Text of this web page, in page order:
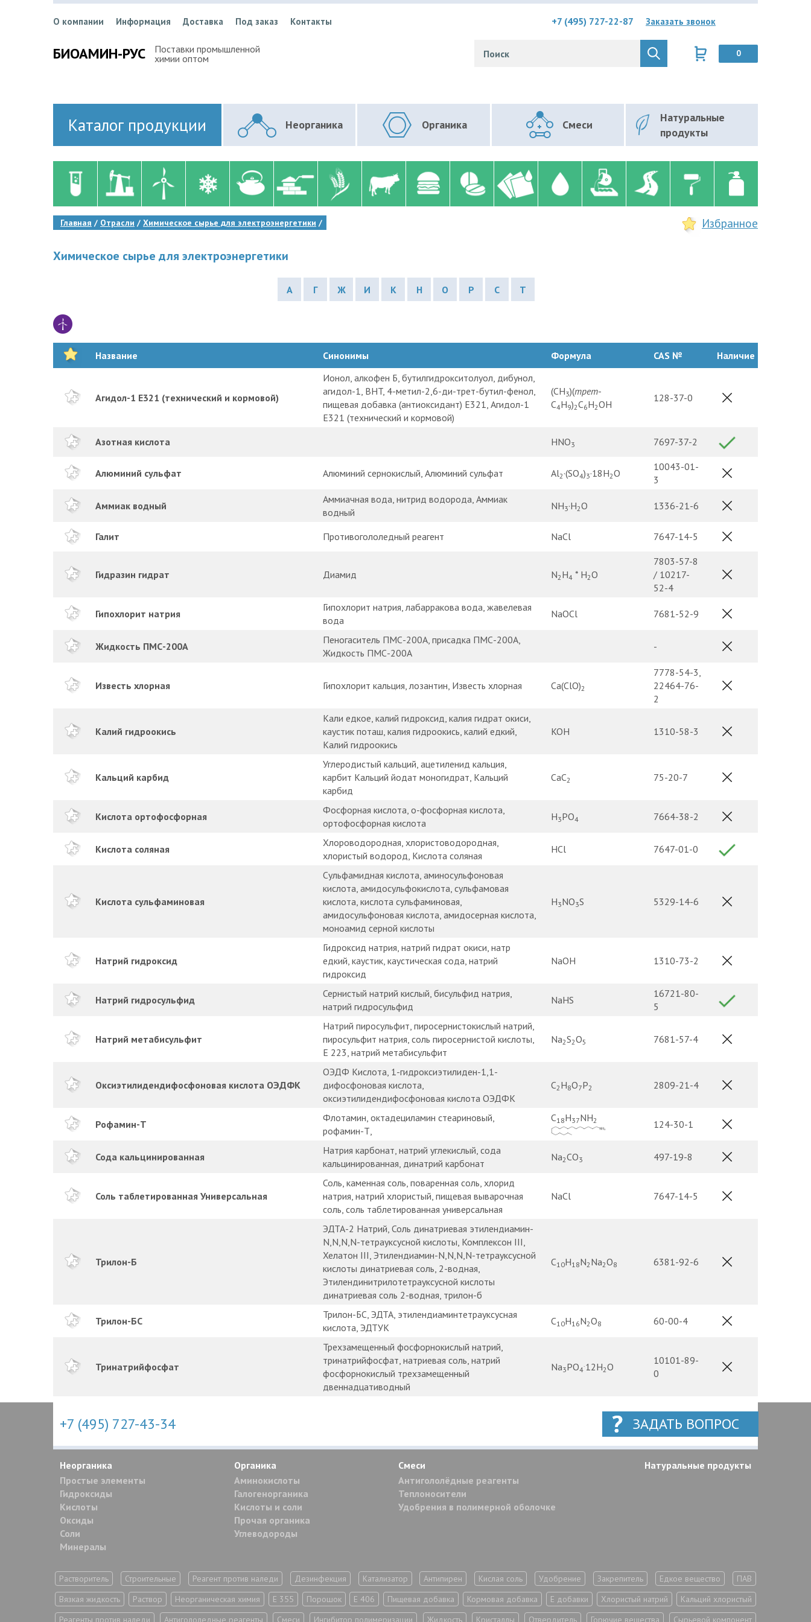
О компании Информация Доставка Под заказ Контакты +7 (495) 727-22-87 Заказать звонок
БИОАМИН-РУС
Поставки промышленной
химии оптом
0
Каталог продукции Неорганика Органика Смеси
Натуральные
продукты
Избранное
Главная Отрасли Химическое сырье для электроэнергетики
Химическое сырье для электроэнергетики
А Г Ж И К Н О Р С Т
Название Синонимы Формула CAS № Наличие
Агидол-1 E321 (технический и кормовой)
Ионол, алкофен Б, бутилгидрокситолуол, дибунол,
агидол-1, BHT, 4-метил-2,6-ди-трет-бутил-фенол,
пищевая добавка (антиоксидант) E321, Агидол-1
E321 (технический и кормовой)
(CH3)(трет-
C4H9)2C6H2OH
128-37-0
Азотная кислота HNO3 7697-37-2
Алюминий сульфат Алюминий сернокислый, Алюминий сульфат Al2 ·(SO4)3·18H2O
10043-01-
3
Аммиак водный
Аммиачная вода, нитрид водорода, Аммиак
водный
NH3·H2O 1336-21-6
Галит Противогололедный реагент NaCl 7647-14-5
Гидразин гидрат Диамид N2 H4 * H2O
7803-57-8
/ 10217-
52-4
Гипохлорит натрия
Гипохлорит натрия, лабарракова вода, жавелевая
вода
NaOCl 7681-52-9
Жидкость ПМС-200А
Пеногаситель ПМС-200А, присадка ПМС-200А,
Жидкость ПМС-200А
-
Известь хлорная Гипохлорит кальция, лозантин, Известь хлорная Ca(ClO)2
7778-54-3,
22464-76-
2
Калий гидроокись
Кали едкое, калий гидроксид, калия гидрат окиси,
каустик поташ, калия гидроокись, калий едкий,
Калий гидроокись
KOH 1310-58-3
Кальций карбид
Углеродистый кальций, ацетиленид кальция,
карбит Кальций йодат моногидрат, Кальций
карбид
CaC2 75-20-7
Кислота ортофосфорная
Фосфорная кислота, о-фосфорная кислота,
ортофосфорная кислота
H3PO4 7664-38-2
Кислота соляная
Хлороводородная, хлористоводородная,
хлористый водород, Кислота соляная
HCl 7647-01-0
Кислота сульфаминовая
Сульфамидная кислота, аминосульфоновая
кислота, амидосульфокислота, сульфамовая
кислота, кислота сульфаминовая,
амидосульфоновая кислота, амидосерная кислота,
моноамид серной кислоты
H3NO3S 5329-14-6
Натрий гидроксид
Гидроксид натрия, натрий гидрат окиси, натр
едкий, каустик, каустическая сода, натрий
гидроксид
NaOH 1310-73-2
Натрий гидросульфид
Сернистый натрий кислый, бисульфид натрия,
натрий гидросульфид
NaHS
16721-80-
5
Натрий метабисульфит
Натрий пиросульфит, пиросернистокислый натрий,
пиросульфит натрия, соль пиросернистой кислоты,
E 223, натрий метабисульфит
Na2S2O5 7681-57-4
Оксиэтилидендифосфоновая кислота ОЭДФК
ОЭДФ Кислота, 1-гидроксиэтилиден-1,1-
дифосфоновая кислота,
оксиэтилидендифосфоновая кислота ОЭДФК
C2 H8O7P2 2809-21-4
Рофамин-Т
Флотамин, октадециламин стеариновый,
рофамин-Т,
C18H37NH2 124-30-1
Сода кальцинированная
Натрия карбонат, натрий углекислый, сода
кальцинированная, динатрий карбонат
Na2CO3 497-19-8
Соль таблетированная Универсальная
Соль, каменная соль, поваренная соль, хлорид
натрия, натрий хлористый, пищевая выварочная
соль, соль таблетированная универсальная
NaCl 7647-14-5
Трилон-Б
ЭДТА-2 Натрий, Соль динатриевая этилендиамин-
N,N,N,N-тетрауксусной кислоты, Комплексон III,
Хелатон III, Этилендиамин-N,N,N,N-тетрауксусной
кислоты динатриевая соль, 2-водная,
Этилендинитрилотетрауксусной кислоты
динатриевая соль 2-водная, трилон-б
C10H18N2 Na2O8 6381-92-6
Трилон-БС
Трилон-БС, ЭДТА, этилендиаминтетрауксусная
кислота, ЭДТУК
C10H16N2O8 60-00-4
Тринатрийфосфат
Трехзамещенный фосфорнокислый натрий,
тринатрийфосфат, натриевая соль, натрий
фосфорнокислый трехзамещенный
двеннадцативодный
Na3PO4
.12H2O
10101-89-
0
+7 (495) 727-43-34 ЗАДАТЬ ВОПРОС
Неорганика
Простые элементы
Гидроксиды
Кислоты
Оксиды
Соли
Минералы
Органика
Аминокислоты
Галогенорганика
Кислоты и соли
Прочая органика
Углеводороды
Смеси
Антигололёдные реагенты
Теплоносители
Удобрения в полимерной оболочке
Натуральные продукты
Растворитель Строительные Реагент против наледи Дезинфекция Катализатор Антипирен Кислая соль Удобрение Закрепитель Едкое вещество
ПАВ
Вязкая жидкость
Раствор Неорганическая химия Е 355 Порошок Е 406 Пищевая добавка Кормовая добавка Е добавки Хлористый натрий
Кальций хлористый
Реагенты против наледи
Антигололедные реагенты Смеси Ингибитор полимеризации Жидкость Кристаллы Отвердитель Горючие вещества Сырьевой компонент